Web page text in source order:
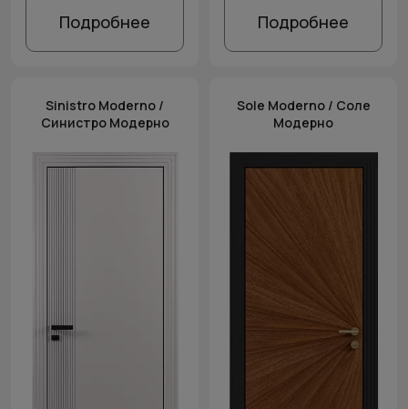
Подробнее Подробнее
Sinistro Moderno /
Синистро Модерно
Sole Moderno / Соле
Модерно